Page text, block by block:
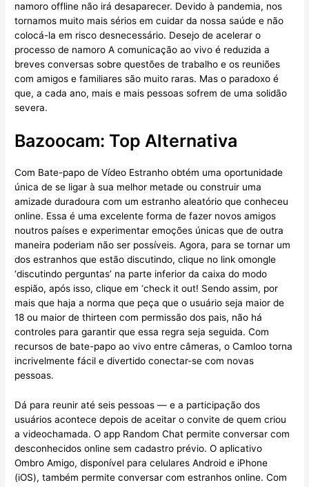
namoro offline não irá desaparecer. Devido à pandemia, nos
tornamos muito mais sérios em cuidar da nossa saúde e não
colocá-la em risco desnecessário. Desejo de acelerar o
processo de namoro A comunicação ao vivo é reduzida a
breves conversas sobre questões de trabalho e os reuniões
com amigos e familiares são muito raras. Mas o paradoxo é
que, a cada ano, mais e mais pessoas sofrem de uma solidão
severa.
Bazoocam: Top Alternativa
Com Bate-papo de Vídeo Estranho obtém uma oportunidade
única de se ligar à sua melhor metade ou construir uma
amizade duradoura com um estranho aleatório que conheceu
online. Essa é uma excelente forma de fazer novos amigos
noutros países e experimentar emoções únicas que de outra
maneira poderiam não ser possíveis. Agora, para se tornar um
dos estranhos que estão discutindo, clique no link omongle
‘discutindo perguntas’ na parte inferior da caixa do modo
espião, após isso, clique em ‘check it out! Sendo assim, por
mais que haja a norma que peça que o usuário seja maior de
18 ou maior de thirteen com permissão dos pais, não há
controles para garantir que essa regra seja seguida. Com
recursos de bate-papo ao vivo entre câmeras, o Camloo torna
incrivelmente fácil e divertido conectar-se com novas
pessoas.
Dá para reunir até seis pessoas — e a participação dos
usuários acontece depois de aceitar o convite de quem criou
a videochamada. O app Random Chat permite conversar com
desconhecidos online sem cadastro prévio. O aplicativo
Ombro Amigo, disponível para celulares Android e iPhone
(iOS), também permite conversar com estranhos online. Com